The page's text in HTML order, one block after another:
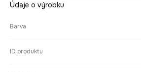
Údaje o výrobku
Barva
ID produktu